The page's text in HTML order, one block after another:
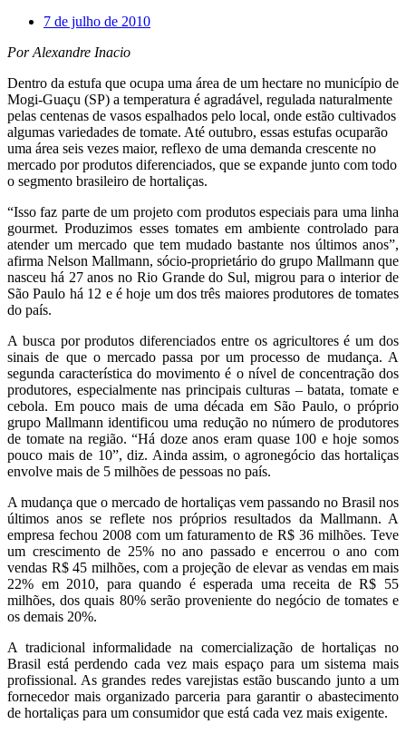
7 de julho de 2010
Por Alexandre Inacio
Dentro da estufa que ocupa uma área de um hectare no município de
Mogi-Guaçu (SP) a temperatura é agradável, regulada naturalmente
pelas centenas de vasos espalhados pelo local, onde estão cultivados
algumas variedades de tomate. Até outubro, essas estufas ocuparão
uma área seis vezes maior, reflexo de uma demanda crescente no
mercado por produtos diferenciados, que se expande junto com todo
o segmento brasileiro de hortaliças.
“Isso faz parte de um projeto com produtos especiais para uma linha
gourmet. Produzimos esses tomates em ambiente controlado para
atender um mercado que tem mudado bastante nos últimos anos”,
afirma Nelson Mallmann, sócio-proprietário do grupo Mallmann que
nasceu há 27 anos no Rio Grande do Sul, migrou para o interior de
São Paulo há 12 e é hoje um dos três maiores produtores de tomates
do país.
A busca por produtos diferenciados entre os agricultores é um dos
sinais de que o mercado passa por um processo de mudança. A
segunda característica do movimento é o nível de concentração dos
produtores, especialmente nas principais culturas – batata, tomate e
cebola. Em pouco mais de uma década em São Paulo, o próprio
grupo Mallmann identificou uma redução no número de produtores
de tomate na região. “Há doze anos eram quase 100 e hoje somos
pouco mais de 10”, diz. Ainda assim, o agronegócio das hortaliças
envolve mais de 5 milhões de pessoas no país.
A mudança que o mercado de hortaliças vem passando no Brasil nos
últimos anos se reflete nos próprios resultados da Mallmann. A
empresa fechou 2008 com um faturamento de R$ 36 milhões. Teve
um crescimento de 25% no ano passado e encerrou o ano com
vendas R$ 45 milhões, com a projeção de elevar as vendas em mais
22% em 2010, para quando é esperada uma receita de R$ 55
milhões, dos quais 80% serão proveniente do negócio de tomates e
os demais 20%.
A tradicional informalidade na comercialização de hortaliças no
Brasil está perdendo cada vez mais espaço para um sistema mais
profissional. As grandes redes varejistas estão buscando junto a um
fornecedor mais organizado parceria para garantir o abastecimento
de hortaliças para um consumidor que está cada vez mais exigente.